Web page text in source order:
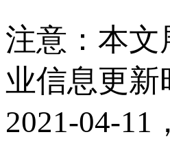
注意：本文
业信息更新
2021-04-11